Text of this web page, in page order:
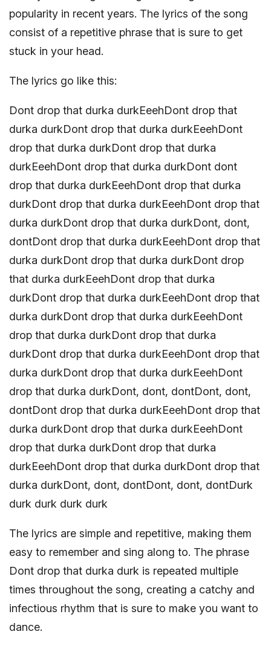
popularity in recent years. The lyrics of the song
consist of a repetitive phrase that is sure to get
stuck in your head.
The lyrics go like this:
Dont drop that durka durkEeehDont drop that
durka durkDont drop that durka durkEeehDont
drop that durka durkDont drop that durka
durkEeehDont drop that durka durkDont dont
drop that durka durkEeehDont drop that durka
durkDont drop that durka durkEeehDont drop that
durka durkDont drop that durka durkDont, dont,
dontDont drop that durka durkEeehDont drop that
durka durkDont drop that durka durkDont drop
that durka durkEeehDont drop that durka
durkDont drop that durka durkEeehDont drop that
durka durkDont drop that durka durkEeehDont
drop that durka durkDont drop that durka
durkDont drop that durka durkEeehDont drop that
durka durkDont drop that durka durkEeehDont
drop that durka durkDont, dont, dontDont, dont,
dontDont drop that durka durkEeehDont drop that
durka durkDont drop that durka durkEeehDont
drop that durka durkDont drop that durka
durkEeehDont drop that durka durkDont drop that
durka durkDont, dont, dontDont, dont, dontDurk
durk durk durk durk
The lyrics are simple and repetitive, making them
easy to remember and sing along to. The phrase
Dont drop that durka durk is repeated multiple
times throughout the song, creating a catchy and
infectious rhythm that is sure to make you want to
dance.